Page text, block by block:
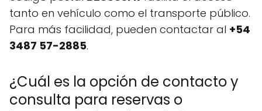
tanto en vehículo como el transporte público.
Para más facilidad, pueden contactar al +54
3487 57-2885.
¿Cuál es la opción de contacto y
consulta para reservas o